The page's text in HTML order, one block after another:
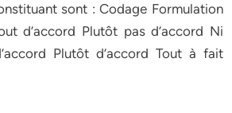
sont : Codage Formulation
d’accord Plutôt pas d’accord Ni
Plutôt d’accord Tout à fait